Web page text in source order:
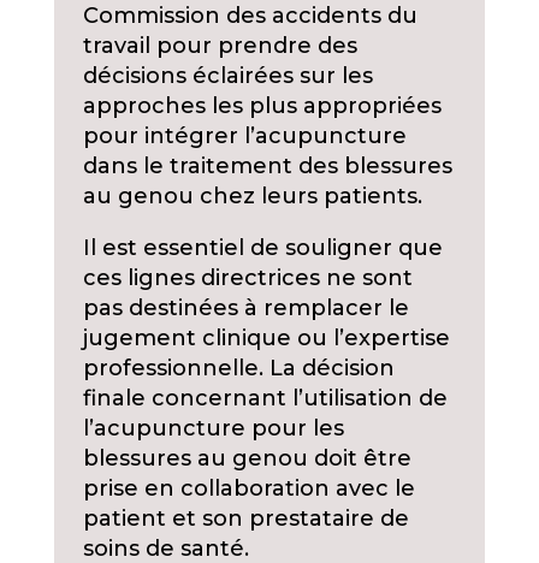
Commission des accidents du
travail pour prendre des
décisions éclairées sur les
approches les plus appropriées
pour intégrer l’acupuncture
dans le traitement des blessures
au genou chez leurs patients.
Il est essentiel de souligner que
ces lignes directrices ne sont
pas destinées à remplacer le
jugement clinique ou l’expertise
professionnelle. La décision
finale concernant l’utilisation de
l’acupuncture pour les
blessures au genou doit être
prise en collaboration avec le
patient et son prestataire de
soins de santé.